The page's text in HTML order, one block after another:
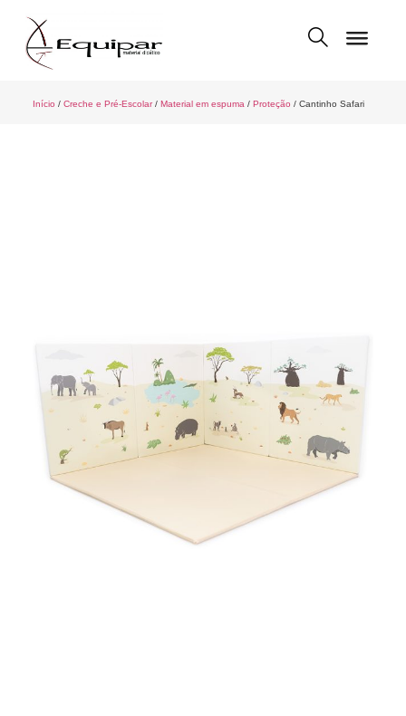
Início / Creche e Pré-Escolar/ Material em espuma / Proteção / Cantinho Safari